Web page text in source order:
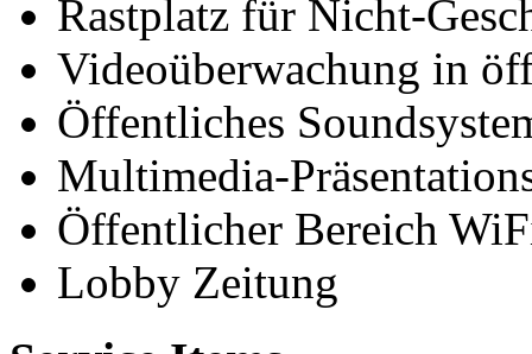
Rastplatz für Nicht-
Videoüberwachung in
Öffentliches
Multimedia-
Öffentlicher Bereich
Lobby Zeitung